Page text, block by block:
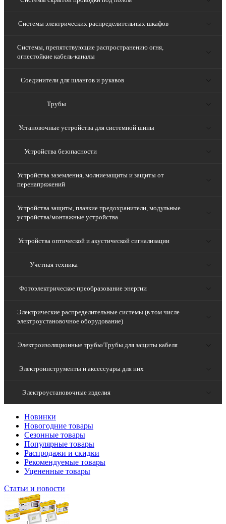
Системы электрических распределительных шкафов
Системы, препятствующие распространению огня,
огнестойкие кабель-каналы
Соединители для шлангов и рукавов
Трубы
Установочные устройства для системной шины
Устройства безопасности
Устройства заземления, молниезащиты и защиты от
перенапряжений
Устройства защиты, плавкие предохранители, модульные
устройства/монтажные устройства
Устройства оптической и акустической сигнализации
Учетная техника
Фотоэлектрическое преобразование энергии
Электрические распределительные системы (в том числе
электроустановочное оборудование)
Электроизоляционные трубы/Трубы для защиты кабеля
Электроинструменты и аксессуары для них
Электроустановочные изделия
Новинки
Новогодние товары
Сезонные товары
Популярные товары
Распродажи и скидки
Рекомендуемые товары
Уцененные товары
Статьи и новости